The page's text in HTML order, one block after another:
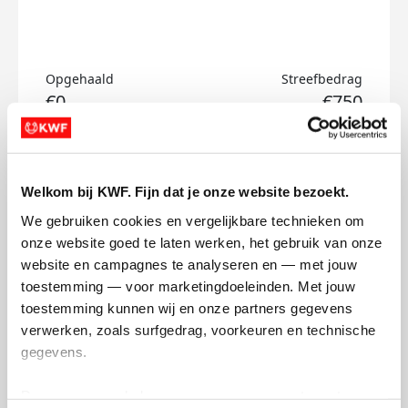
Welkom bij KWF. Fijn dat je onze website bezoekt.
We gebruiken cookies en vergelijkbare technieken om
onze website goed te laten werken, het gebruik van onze
website en campagnes te analyseren en — met jouw
toestemming — voor marketingdoeleinden. Met jouw
toestemming kunnen wij en onze partners gegevens
verwerken, zoals surfgedrag, voorkeuren en technische
gegevens.
Opgehaald
€0
Streefbedrag
€750
Doneer
Max's badges